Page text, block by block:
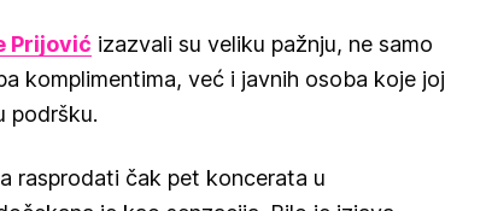
Prijović izazvali su veliku pažnju, ne samo
komplimentima, već i javnih osoba koje joj
podršku.
rasprodati čak pet koncerata u